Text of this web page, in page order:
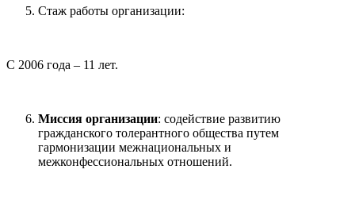
Стаж работы организации:
С 2006 года – 11 лет.
Миссия организации: содействие развитию
гражданского толерантного общества путем
гармонизации межнациональных и
межконфессиональных отношений.